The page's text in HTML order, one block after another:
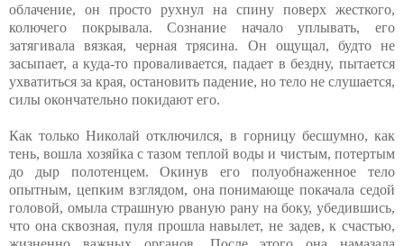
облачение, он просто рухнул на спину поверх жесткого,
колючего покрывала. Сознание начало уплывать, его
затягивала вязкая, черная трясина. Он ощущал, будто не
засыпает, а куда-то проваливается, падает в бездну, пытается
ухватиться за края, остановить падение, но тело не слушается,
силы окончательно покидают его.
Как только Николай отключился, в горницу бесшумно, как
тень, вошла хозяйка с тазом теплой воды и чистым, потертым
до дыр полотенцем. Окинув его полуобнаженное тело
опытным, цепким взглядом, она понимающе покачала седой
головой, омыла страшную рваную рану на боку, убедившись,
что она сквозная, пуля прошла навылет, не задев, к счастью,